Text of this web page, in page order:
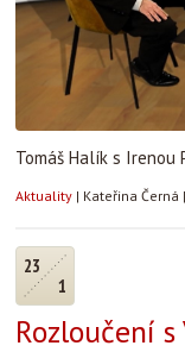
Tomáš Halík s Irenou
Aktuality | Kateřina Černá |
23
1
Rozloučení